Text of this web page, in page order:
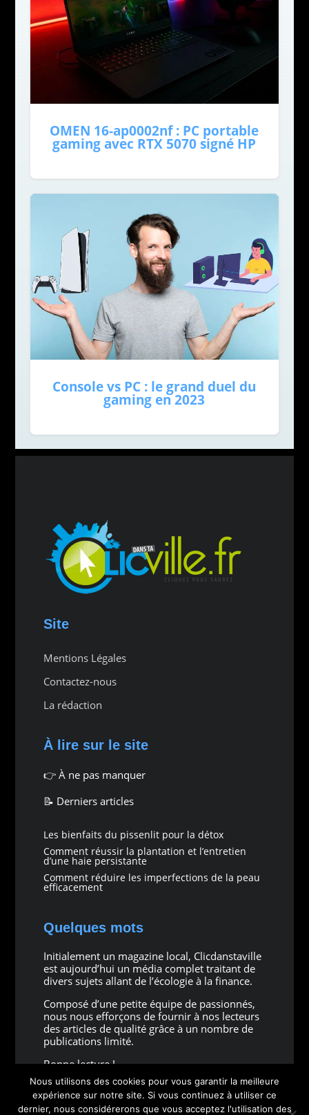
OMEN 16-ap0002nf : PC portable
gaming avec RTX 5070 signé HP
Console vs PC : le grand duel du
gaming en 2023
Site
Mentions Légales
Contactez-nous
La rédaction
À lire sur le site
👉 À ne pas manquer
📝 Derniers articles
Les bienfaits du pissenlit pour la détox
Comment réussir la plantation et l’entretien
d’une haie persistante
Comment réduire les imperfections de la peau
efficacement
Quelques mots
Initialement un magazine local, Clicdanstaville
est aujourd’hui un média complet traitant de
divers sujets allant de l’écologie à la finance.
Composé d’une petite équipe de passionnés,
nous nous efforçons de fournir à nos lecteurs
des articles de qualité grâce à un nombre de
publications limité.
Bonne lecture !
Nous utilisons des cookies pour vous garantir la meilleure
expérience sur notre site. Si vous continuez à utiliser ce
dernier, nous considérerons que vous acceptez l'utilisation des